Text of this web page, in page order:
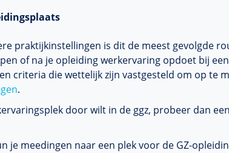
praktijkinstellingen is dit de meest gevolgde
of na je opleiding werkervaring opdoet bij
criteria die wettelijk zijn vastgesteld om op te
.
door wilt in de ggz, probeer dan
je meedingen naar een plek voor de GZ-